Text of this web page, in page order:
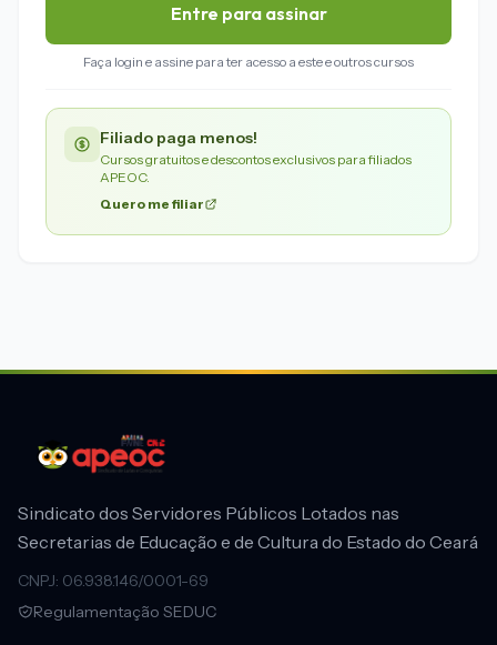
Entre para assinar
Faça login e assine para ter acesso a este e outros cursos
Filiado paga menos!
Cursos gratuitos e descontos exclusivos para filiados
APEOC.
Quero me filiar
Sindicato dos Servidores Públicos Lotados nas
Secretarias de Educação e de Cultura do Estado do Ceará
CNPJ: 06.938.146/0001-69
Regulamentação SEDUC